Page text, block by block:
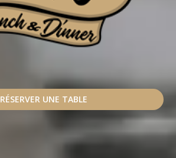
RÉSERVER UNE TABLE